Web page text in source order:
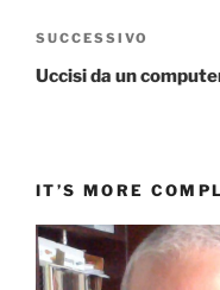
Articolo
successivo
SUCCESSIVO
Uccisi da un
IT’S MORE